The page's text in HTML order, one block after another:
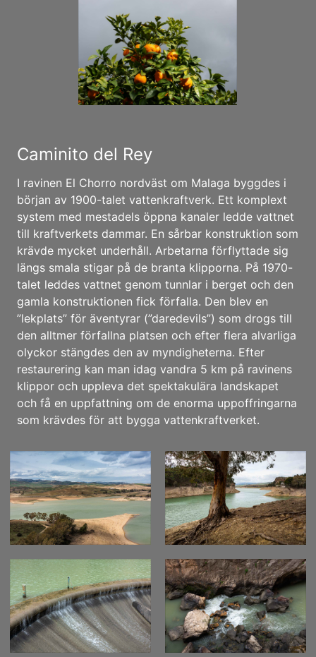
Caminito del Rey
I ravinen El Chorro nordväst om Malaga byggdes i
början av 1900-talet vattenkraftverk. Ett komplext
system med mestadels öppna kanaler ledde vattnet
till kraftverkets dammar. En sårbar konstruktion som
krävde mycket underhåll. Arbetarna förflyttade sig
längs smala stigar på de branta klipporna. På 1970-
talet leddes vattnet genom tunnlar i berget och den
gamla konstruktionen fick förfalla. Den blev en
”lekplats” för äventyrar (”daredevils”) som drogs till
den alltmer förfallna platsen och efter flera alvarliga
olyckor stängdes den av myndigheterna. Efter
restaurering kan man idag vandra 5 km på ravinens
klippor och uppleva det spektakulära landskapet
och få en uppfattning om de enorma uppoffringarna
som krävdes för att bygga vattenkraftverket.